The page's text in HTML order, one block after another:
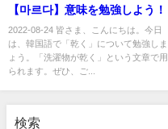
【마르다】意味を勉強しよう！
2022-08-24 皆さま、こんにちは。今日
は、韓国語で「乾く」について勉強しま
ょう。「洗濯物が乾く」という文章で
られます。ぜひ、ご...
検索